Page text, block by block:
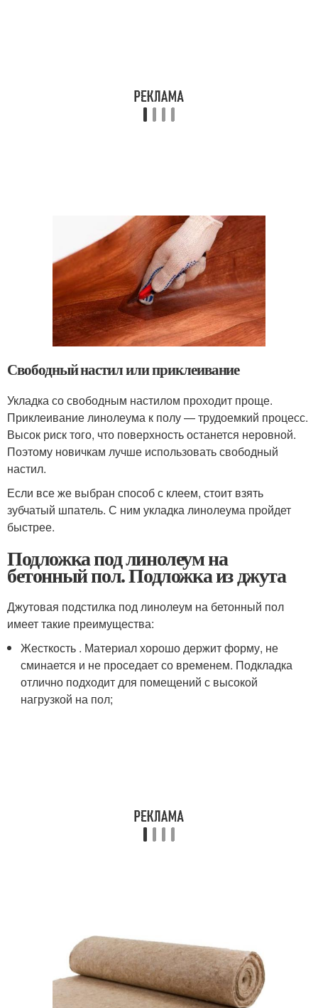
Свободный настил или приклеивание
Укладка со свободным настилом проходит проще.
Приклеивание линолеума к полу — трудоемкий процесс.
Высок риск того, что поверхность останется неровной.
Поэтому новичкам лучше использовать свободный
настил.
Если все же выбран способ с клеем, стоит взять
зубчатый шпатель. С ним укладка линолеума пройдет
быстрее.
Подложка под линолеум на
бетонный пол. Подложка из джута
Джутовая подстилка под линолеум на бетонный пол
имеет такие преимущества:
Жесткость . Материал хорошо держит форму, не
сминается и не проседает со временем. Подкладка
отлично подходит для помещений с высокой
нагрузкой на пол;